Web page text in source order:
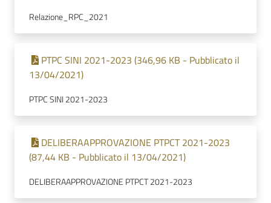
Relazione_RPC_2021
PTPC SINI 2021-2023 (346,96 KB - Pubblicato il
13/04/2021)
PTPC SINI 2021-2023
DELIBERAAPPROVAZIONE PTPCT 2021-2023
(87,44 KB - Pubblicato il 13/04/2021)
DELIBERAAPPROVAZIONE PTPCT 2021-2023